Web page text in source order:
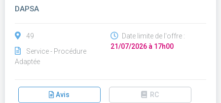
DAPSA
49
Service - Procédure
Adaptée
Date limite de l'offre :
21/07/2026 à 17h00
Avis RC